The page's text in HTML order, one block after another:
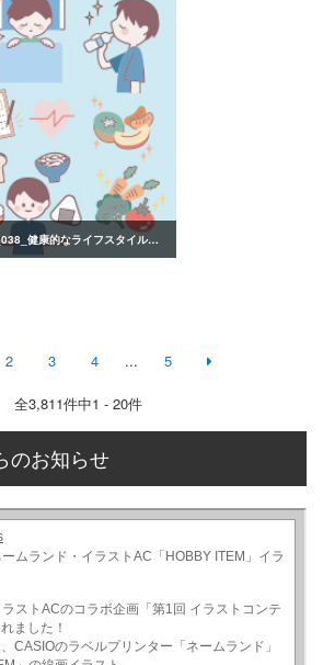
2026_038_健康的なライフスタイルのイラスト
2 3 4 ... 5
全3,811件中1 - 20件
のお知らせ